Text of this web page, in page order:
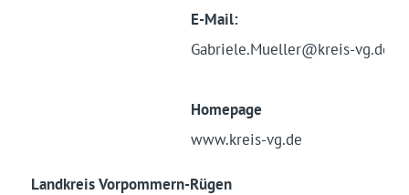
E-Mail:
Gabriele.Mueller@kreis-vg.de
Homepage
www.kreis-vg.de
Landkreis Vorpommern-Rügen